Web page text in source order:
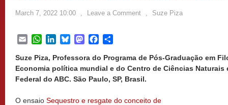
March 7, 2022 10:00 , Leave a Comment , Suze Piza
EmailWhatsApp
LinkedInBlueskyMastodonFacebook
Suze Piza, Professora do Programa de Pós-Graduação em
Economia política mundial e do Centro de Ciências Naturais
Federal do ABC. São Paulo, SP, Brasil.
O ensaio Sequestro e resgate do conceito de